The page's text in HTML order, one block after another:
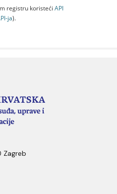
registru koristeći API
jа).